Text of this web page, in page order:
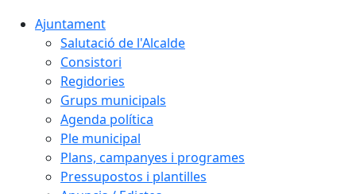
Ajuntament
Salutació de l'Alcalde
Consistori
Regidories
Grups municipals
Agenda política
Ple municipal
Plans, campanyes i programes
Pressupostos i plantilles